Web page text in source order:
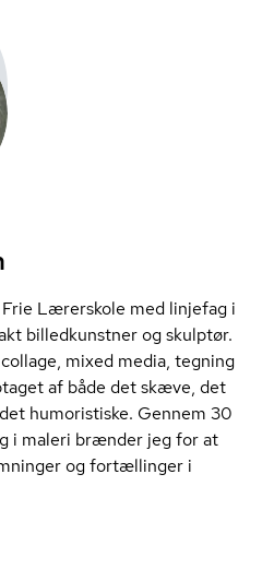
Lærerskole med linjefag i
billedkunstner og skulptør.
mixed media, tegning
af både det skæve, det
humoristiske. Gennem 30
i maleri brænder jeg for at
og fortællinger i